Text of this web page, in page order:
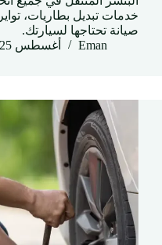
خدمات تبديل بطاريات،
صيانة تحتاجها لسيارتك.
Eman
أغسطس 25, 2025